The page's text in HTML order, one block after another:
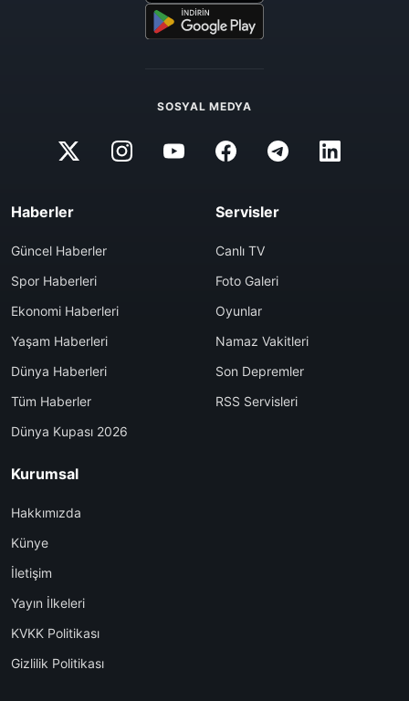
SOSYAL MEDYA
Haberler
Güncel Haberler
Spor Haberleri
Ekonomi Haberleri
Yaşam Haberleri
Dünya Haberleri
Tüm Haberler
Dünya Kupası 2026
Servisler
Canlı TV
Foto Galeri
Oyunlar
Namaz Vakitleri
Son Depremler
RSS Servisleri
Kurumsal
Hakkımızda
Künye
İletişim
Yayın İlkeleri
KVKK Politikası
Gizlilik Politikası